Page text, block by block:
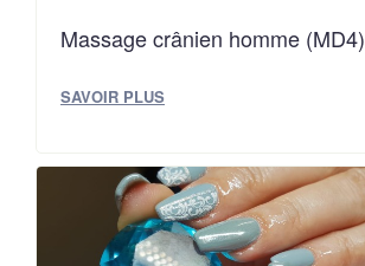
Massage crânien homme (MD4)
SAVOIR PLUS